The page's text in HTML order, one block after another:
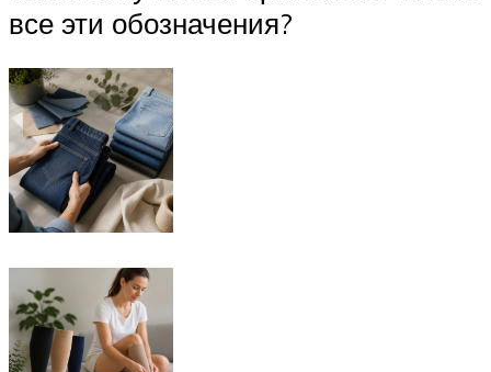
все эти обозначения?